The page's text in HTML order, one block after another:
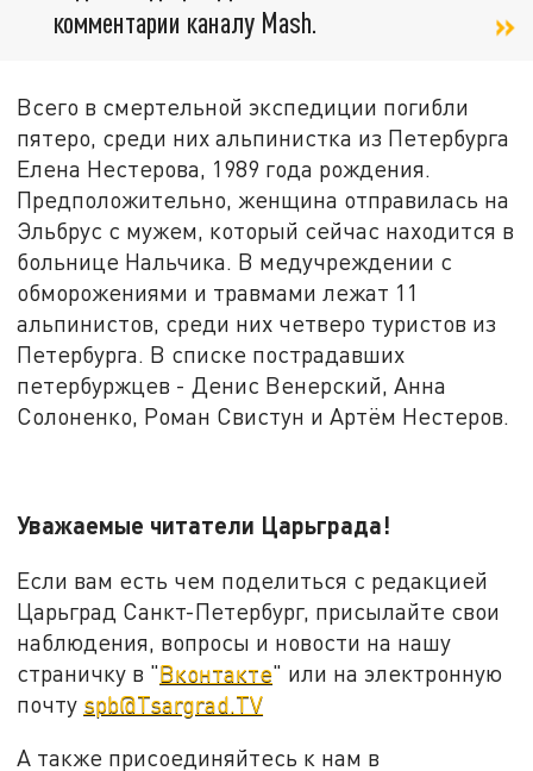
комментарии каналу Mash.
Всего в смертельной экспедиции погибли
пятеро, среди них альпинистка из Петербурга
Елена Нестерова, 1989 года рождения.
Предположительно, женщина отправилась на
Эльбрус с мужем, который сейчас находится в
больнице Нальчика. В медучреждении с
обморожениями и травмами лежат 11
альпинистов, среди них четверо туристов из
Петербурга. В списке пострадавших
петербуржцев - Денис Венерский, Анна
Солоненко, Роман Свистун и Артём Нестеров.
Уважаемые читатели Царьграда!
Если вам есть чем поделиться с редакцией
Царьград Санкт-Петербург, присылайте свои
наблюдения, вопросы и новости на нашу
страничку в "Вконтакте" или на электронную
почту spb@Tsargrad.TV
А также присоединяйтесь к нам в